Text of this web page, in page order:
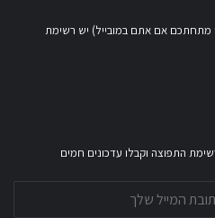
מתחתכם אם אתם במובייל) יש רשימת
התפוצה וקבלו עדכונים חמים